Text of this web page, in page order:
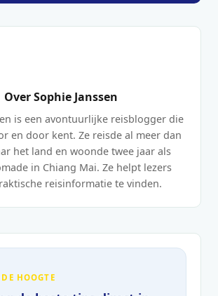
Over Sophie Janssen
is een avontuurlijke reisblogger die
en door kent. Ze reisde al meer dan
het land en woonde twee jaar als
in Chiang Mai. Ze helpt lezers
reisinformatie te vinden.
HOOGTE